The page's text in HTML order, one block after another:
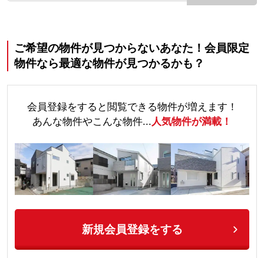
ご希望の物件が見つからないあなた！会員限定
物件なら最適な物件が見つかるかも？
会員登録をすると閲覧できる物件が増えます！
あんな物件やこんな物件...人気物件が満載！
新規会員登録をする